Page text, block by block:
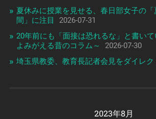
夏休みに授業を見せる、春日部女子の
間」に注目
2026-07-31
20年前にも「面接は恐れるな」と書い
よみがえる昔のコラム～
2026-07-30
埼玉県教委、教育長記者会見をダイレク
2023年8月